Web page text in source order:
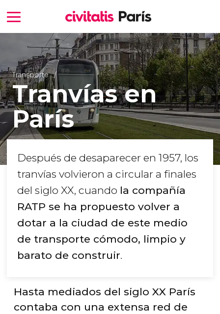
Transporte
Tranvías en
París
Después de desaparecer en 1957, los
tranvías volvieron a circular a finales
del siglo XX, cuando la compañía
RATP se ha propuesto volver a
dotar a la ciudad de este medio
de transporte cómodo, limpio y
barato de construir.
Hasta mediados del siglo XX París
contaba con una extensa red de